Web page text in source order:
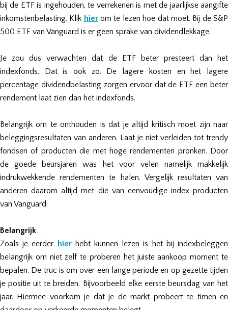
bij de ETF is ingehouden, te verrekenen is met de jaarlijkse aangifte
inkomstenbelasting. Klik hierom te lezen hoe dat moet. Bij de S&P
500 ETF van Vanguard is er geen sprake van dividendlekkage.
Je zou dus verwachten dat de ETF beter presteert dan het
indexfonds. Dat is ook zo. De lagere kosten en het lagere
percentage dividendbelasting zorgen ervoor dat de ETF een beter
rendement laat zien dan het indexfonds.
Belangrijk om te onthouden is dat je altijd kritisch moet zijn naar
beleggingsresultaten van anderen. Laat je niet verleiden tot trendy
fondsen of producten die met hoge rendementen pronken. Door
de goede beursjaren was het voor velen namelijk makkelijk
indrukwekkende rendementen te halen. Vergelijk resultaten van
anderen daarom altijd met die van eenvoudige index producten
van Vanguard.
Belangrijk
Zoals je eerder hierhebt kunnen lezen is het bij indexbeleggen
belangrijk om niet zelf te proberen het juiste aankoop moment te
bepalen. De truc is om over een lange periode en op gezette tijden
je positie uit te breiden. Bijvoorbeeld elke eerste beursdag van het
jaar. Hiermee voorkom je dat je de markt probeert te timen en